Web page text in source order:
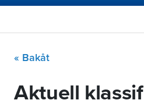
« Bakåt
Aktuell